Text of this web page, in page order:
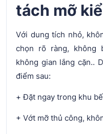
tách mỡ
Với dung tích nhỏ,
chọn rõ ràng, không
không gian lắng cặn..
điểm sau:
+ Đặt ngay trong khu
+ Vớt mỡ thủ công,